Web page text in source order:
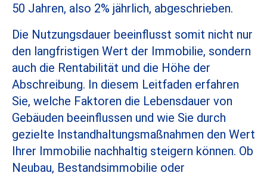
50 Jahren, also 2% jährlich, abgeschrieben.
Die Nutzungsdauer beeinflusst somit nicht nur
den langfristigen Wert der Immobilie, sondern
auch die Rentabilität und die Höhe der
Abschreibung. In diesem Leitfaden erfahren
Sie, welche Faktoren die Lebensdauer von
Gebäuden beeinflussen und wie Sie durch
gezielte Instandhaltungsmaßnahmen den Wert
Ihrer Immobilie nachhaltig steigern können. Ob
Neubau, Bestandsimmobilie oder